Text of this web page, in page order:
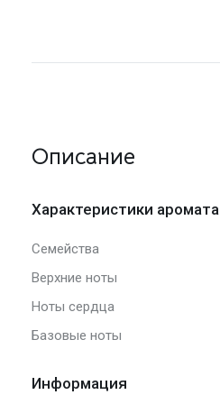
Описание
Характеристики аромата
Семейства
Верхние ноты
Ноты сердца
Базовые ноты
Информация